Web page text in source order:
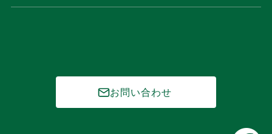
お問い合わせ